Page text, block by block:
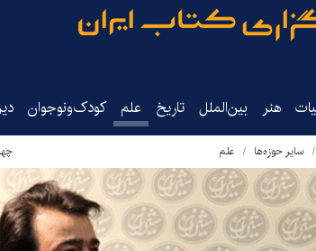
هنر بین‌الملل تاریخ‌ علم کودک‌ونوجوان
سایر حوزه‌ها علم